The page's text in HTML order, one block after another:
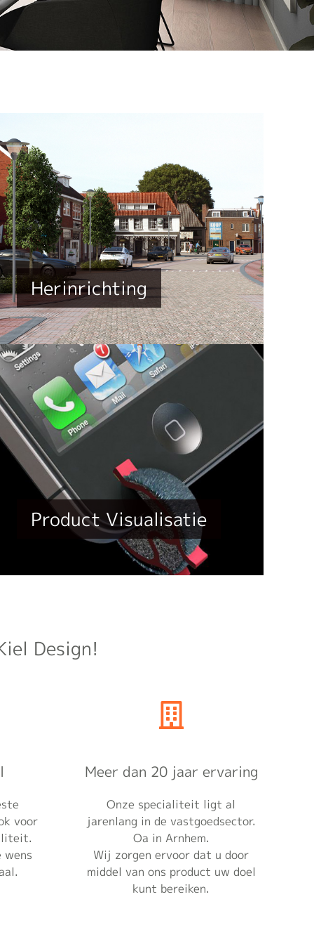
Herinrichting
Product Visualisatie
Design!
voor
wens
Meer dan 20 jaar ervaring
Onze specialiteit ligt al
jarenlang in de vastgoedsector.
Oa in Arnhem.
Wij zorgen ervoor dat u door
middel van ons product uw doel
kunt bereiken.